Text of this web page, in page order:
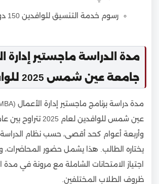
رسوم خدمة التنسيق للوافدين 150 دولار أمريكي.
مدة الدراسة ماجستير إدارة
جامعة عين شمس 2025 للوافدين
عين شمس للوافدين لعام
وأربعة أعوام كحد أقصى، حسب نظام الدراسة
يختاره الطالب. هذا يشمل حضور المحاضرات،
اجتياز الامتحانات الشاملة مع مرونة في مدة
ظروف الطلاب المختلفين.